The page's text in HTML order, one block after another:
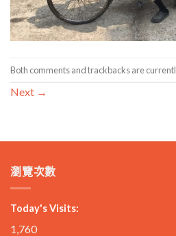
Both comments and trackbacks are
Next →
瀏覽次數
Today's Visits:
1,760